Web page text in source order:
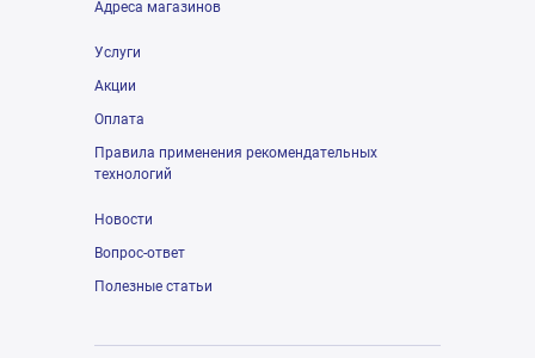
Адреса магазинов
Услуги
Акции
Оплата
Правила применения рекомендательных
технологий
Новости
Вопрос-ответ
Полезные статьи